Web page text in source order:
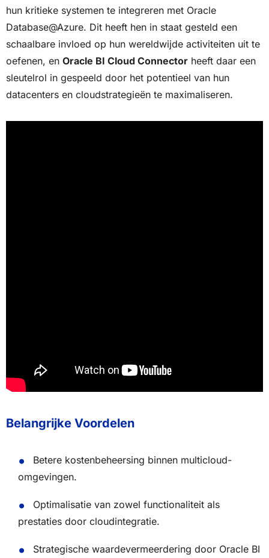
hun kritieke systemen te integreren met Oracle
Database@Azure. Dit heeft hen in staat gesteld een
schaalbare invloed op hun wereldwijde activiteiten uit te
oefenen, en Oracle BI Cloud Connector heeft daar een
sleutelrol in gespeeld door het potentieel van hun
datacenters en cloudstrategieën te maximaliseren.
Belangrijke Voordelen
Betere kostenbeheersing binnen multicloud-
omgevingen.
Optimalisatie van zowel functionaliteit als
prestaties door cloudintegratie.
Strategische waardevermeerdering door Oracle BI